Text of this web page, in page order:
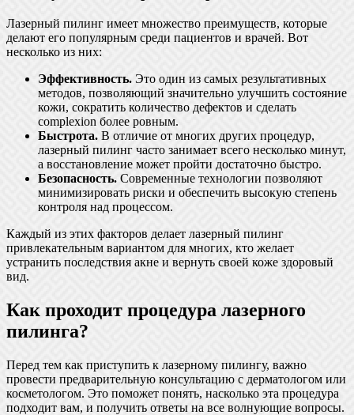
Лазерный пилинг имеет множество преимуществ, которые
делают его популярным среди пациентов и врачей. Вот
несколько из них:
Эффективность. Это один из самых результативных
методов, позволяющий значительно улучшить состояние
кожи, сократить количество дефектов и сделать
complexion более ровным.
Быстрота. В отличие от многих других процедур,
лазерный пилинг часто занимает всего несколько минут,
а восстановление может пройти достаточно быстро.
Безопасность. Современные технологии позволяют
минимизировать риски и обеспечить высокую степень
контроля над процессом.
Каждый из этих факторов делает лазерный пилинг
привлекательным вариантом для многих, кто желает
устранить последствия акне и вернуть своей коже здоровый
вид.
Как проходит процедура лазерного
пилинга?
Перед тем как приступить к лазерному пилингу, важно
провести предварительную консультацию с дерматологом или
косметологом. Это поможет понять, насколько эта процедура
подходит вам, и получить ответы на все волнующие вопросы.